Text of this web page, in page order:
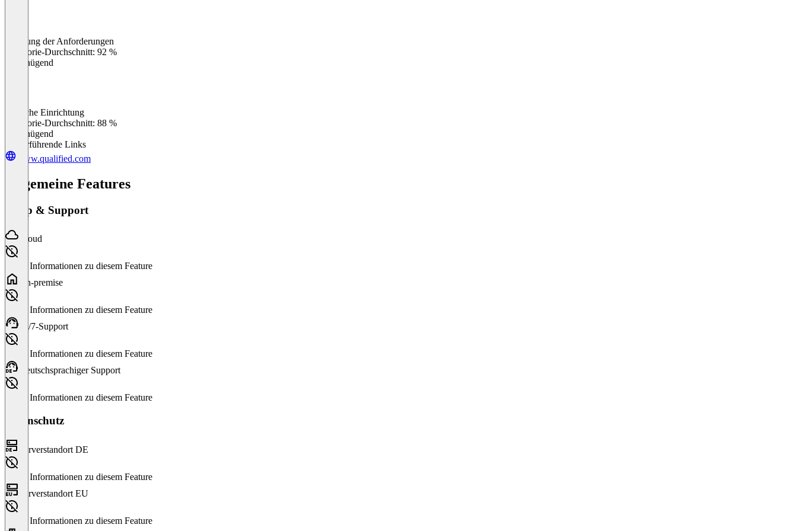
Erfüllung der Anforderungen
Kategorie-Durchschnitt: 92 %
Ungenügend
Einfache Einrichtung
Kategorie-Durchschnitt: 88 %
Ungenügend
Weiterführende Links
www.qualified.com
Allgemeine Features
Setup & Support
Cloud
Keine Informationen zu diesem Feature
On-premise
Keine Informationen zu diesem Feature
24/7-Support
Keine Informationen zu diesem Feature
Deutschsprachiger Support
Keine Informationen zu diesem Feature
Datenschutz
Serverstandort DE
Keine Informationen zu diesem Feature
Serverstandort EU
Keine Informationen zu diesem Feature